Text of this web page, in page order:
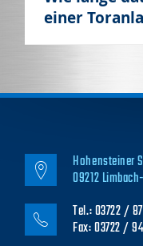
einer
Hohensteiner
09212
Tel.: 03722 /
Fax: 03722 /